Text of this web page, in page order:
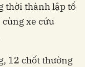
thời thành lập tổ
xe cứu
12 chốt thường